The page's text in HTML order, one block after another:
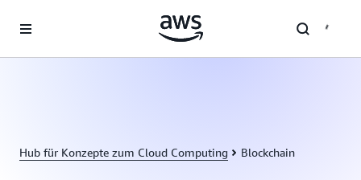
Überspringen zum Hauptinhalt
Hub für Konzepte zum Cloud Computing Blockchain